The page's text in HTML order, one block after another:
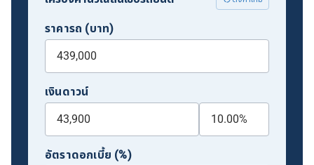
ราคารถ (บาท)
เงินดาวน์
อัตราดอกเบี้ย (%)